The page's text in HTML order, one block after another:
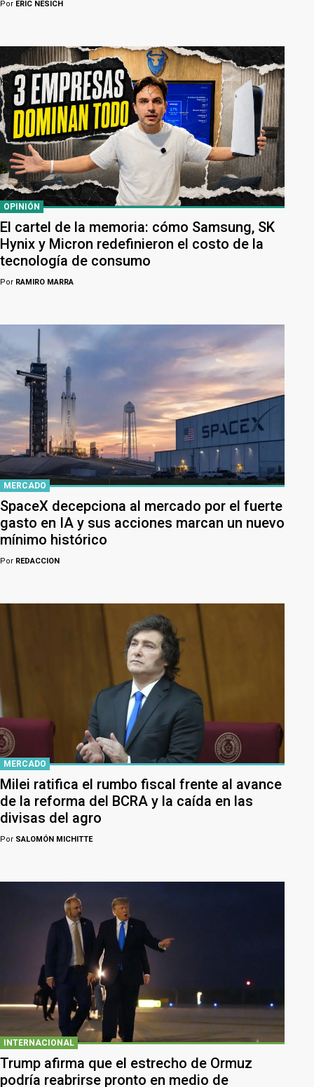
Por ERIC NESICH
OPINIÓN
El cartel de la memoria: cómo Samsung, SK
Hynix y Micron redefinieron el costo de la
tecnología de consumo
Por RAMIRO MARRA
MERCADO
SpaceX decepciona al mercado por el fuerte
gasto en IA y sus acciones marcan un nuevo
mínimo histórico
Por REDACCION
MERCADO
Milei ratifica el rumbo fiscal frente al avance
de la reforma del BCRA y la caída en las
divisas del agro
Por SALOMÓN MICHITTE
INTERNACIONAL
Trump afirma que el estrecho de Ormuz
podría reabrirse pronto en medio de